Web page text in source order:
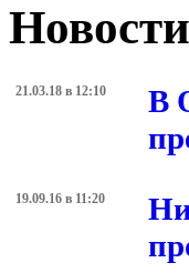
21.03.18 в 12:10
В
19.09.16 в 11:20